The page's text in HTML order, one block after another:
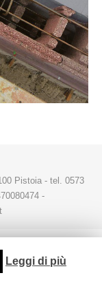
Pistoia - tel. 0573
-
Leggi di più